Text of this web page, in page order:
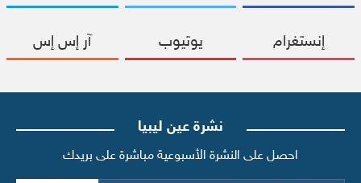
إنستغرام يوتيوب آر إس إس
نشرة عين ليبيا
احصل على النشرة الأسبوعية مباشرة على بريدك